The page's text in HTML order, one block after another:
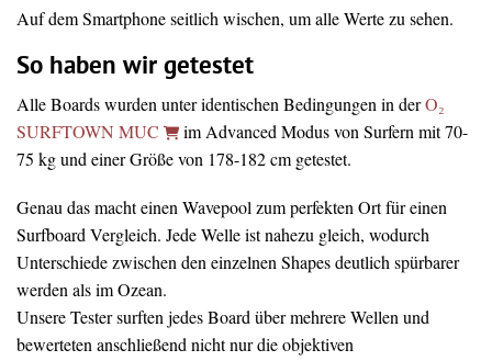
Auf dem Smartphone seitlich wischen, um alle Werte zu sehen.
So haben wir getestet
Alle Boards wurden unter identischen Bedingungen in derO₂
SURFTOWN MUC
im Advanced Modus von Surfern mit 70-
75 kg und einer Größe von 178-182 cm getestet.
Genau das macht einen Wavepool zum perfekten Ort für einen
Surfboard Vergleich. Jede Welle ist nahezu gleich, wodurch
Unterschiede zwischen den einzelnen Shapes deutlich spürbarer
werden als im Ozean.
Unsere Tester surften jedes Board über mehrere Wellen und
bewerteten anschließend nicht nur die objektiven